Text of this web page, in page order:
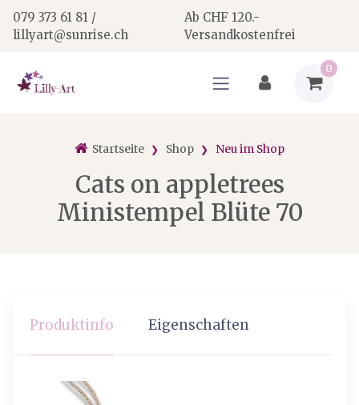
079 373 61 81 /
lillyart@sunrise.ch
Ab CHF 120.-
Versandkostenfrei
0
Startseite Shop Neu im Shop
Cats on appletrees
Ministempel Blüte 70
Produktinfo Eigenschaften